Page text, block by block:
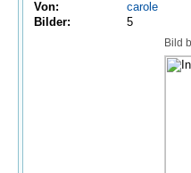
Von:
carole
Bilder:
5
Bild